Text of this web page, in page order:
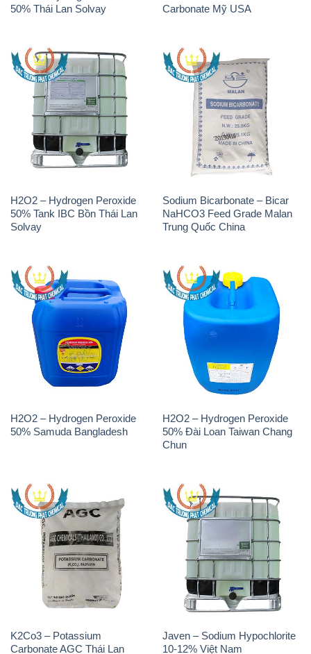
H2O2 – Hydrogen Peroxide
50% Tank IBC Bồn Thái Lan
Solvay
Sodium Bicarbonate – Bicar
NaHCO3 Feed Grade Malan
Trung Quốc China
H2O2 – Hydrogen Peroxide
50% Samuda Bangladesh
H2O2 – Hydrogen Peroxide
50% Đài Loan Taiwan Chang
K2Co3 – Potassium
Carbonate AGC Thái Lan
Thailand
Javen – Sodium Hypochlorite
10-12% Việt Nam